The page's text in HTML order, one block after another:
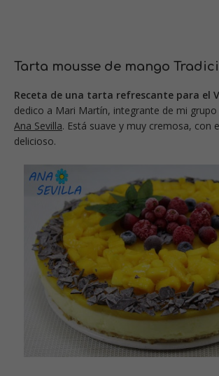
Tarta mousse de mango
Receta de una tarta refrescante para el
dedico a Mari Martín, integrante de mi grupo
Ana Sevilla. Está suave y muy cremosa, con
delicioso.